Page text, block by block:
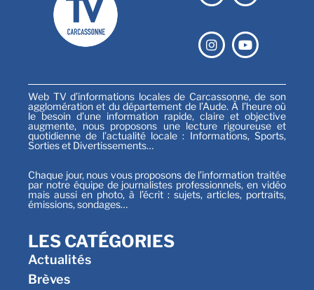
Web TV d’informations locales de Carcassonne, de son
agglomération et du département de l’Aude. À l’heure où
le besoin d’une information rapide, claire et objective
augmente, nous proposons une lecture rigoureuse et
quotidienne de l’actualité locale : Informations, Sports,
Sorties et Divertissements…
Chaque jour, nous vous proposons de l’information traitée
par notre équipe de journalistes professionnels, en vidéo
mais aussi en photo, à l’écrit : sujets, articles, portraits,
émissions, sondages…
LES CATÉGORIES
Actualités
Brèves